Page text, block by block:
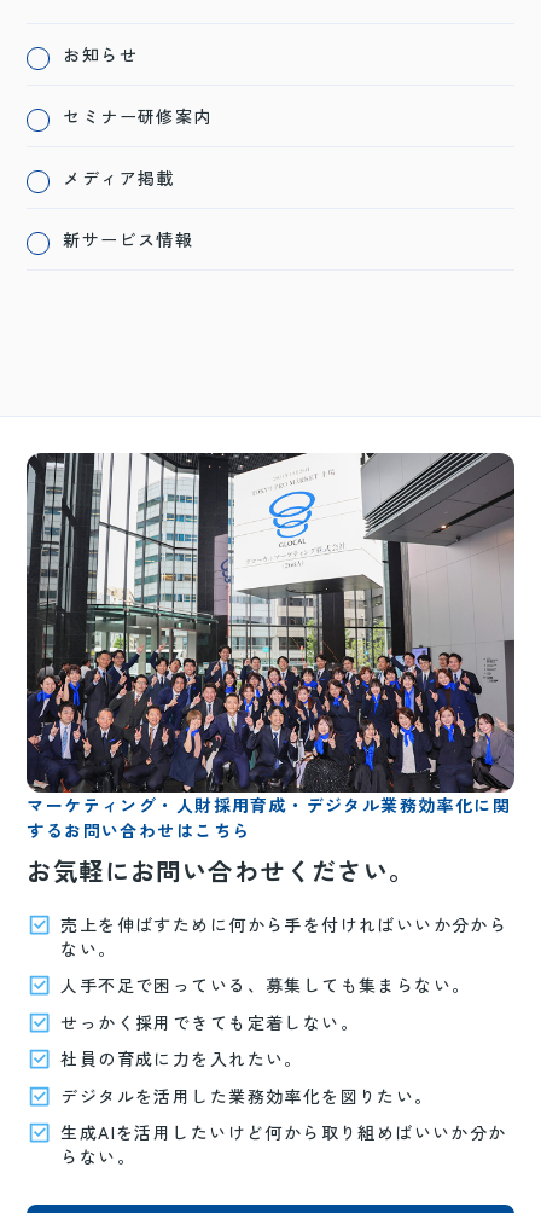
お知らせ
セミナー研修案内
メディア掲載
新サービス情報
マーケティング・人財採用育成・デジタル業務効率化に関
するお問い合わせはこちら
お気軽にお問い合わせください。
売上を伸ばすために何から手を付ければいいか分から
ない。
人手不足で困っている、募集しても集まらない。
せっかく採用できても定着しない。
社員の育成に力を入れたい。
デジタルを活用した業務効率化を図りたい。
生成AIを活用したいけど何から取り組めばいいか分か
らない。